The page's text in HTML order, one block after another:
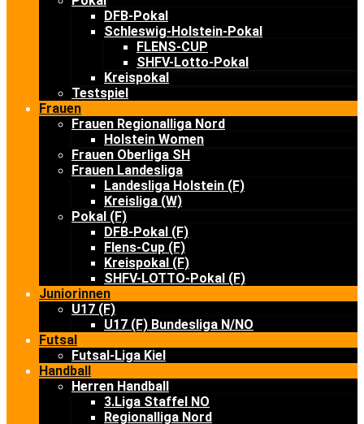
DFB-Pokal
Schleswig-Holstein-Pokal
FLENS-CUP
SHFV-Lotto-Pokal
Kreispokal
Testspiel
Frauen
Frauen Regionalliga Nord
Holstein Women
Frauen Oberliga SH
Frauen Landesliga
Landesliga Holstein (F)
Kreisliga (W)
Pokal (F)
DFB-Pokal (F)
Flens-Cup (F)
Kreispokal (F)
SHFV-LOTTO-Pokal (F)
Juniorinnen
U17 (F)
U17 (F) Bundesliga N/NO
Futsal
Futsal-Liga Kiel
Handball
Herren Handball
3.Liga Staffel NO
Regionalliga Nord